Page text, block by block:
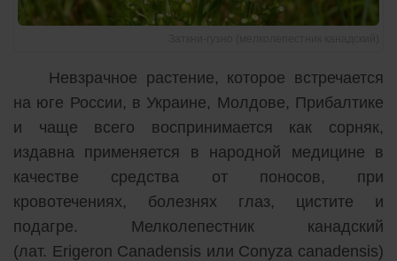
Невзрачное растение, которое встречается
на юге России, в Украине, Молдове, Прибалтике
и чаще всего воспринимается как сорняк,
издавна применяется в народной медицине в
качестве средства от поносов, при
кровотечениях, болезнях глаз, цистите и
подагре. Мелколепестник канадский
(лат. Erigeron Canadensis или Conyza canadensis)